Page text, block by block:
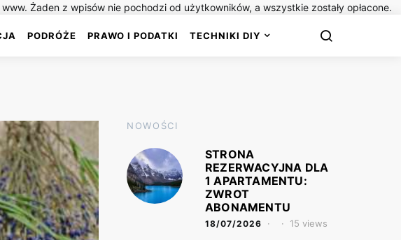
Żaden z wpisów nie pochodzi od użytkowników, a wszystkie zostały opłacone.
PODRÓŻE PRAWO I PODATKI TECHNIKI DIY
NOWOŚCI
STRONA
REZERWACYJNA DLA
1 APARTAMENTU:
ZWROT
ABONAMENTU
18/07/2026 15 views